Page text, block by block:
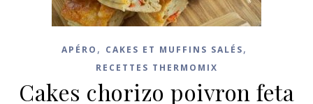
APÉRO , CAKES ET MUFFINS SALÉS,
RECETTES THERMOMIX
Cakes chorizo poivron feta